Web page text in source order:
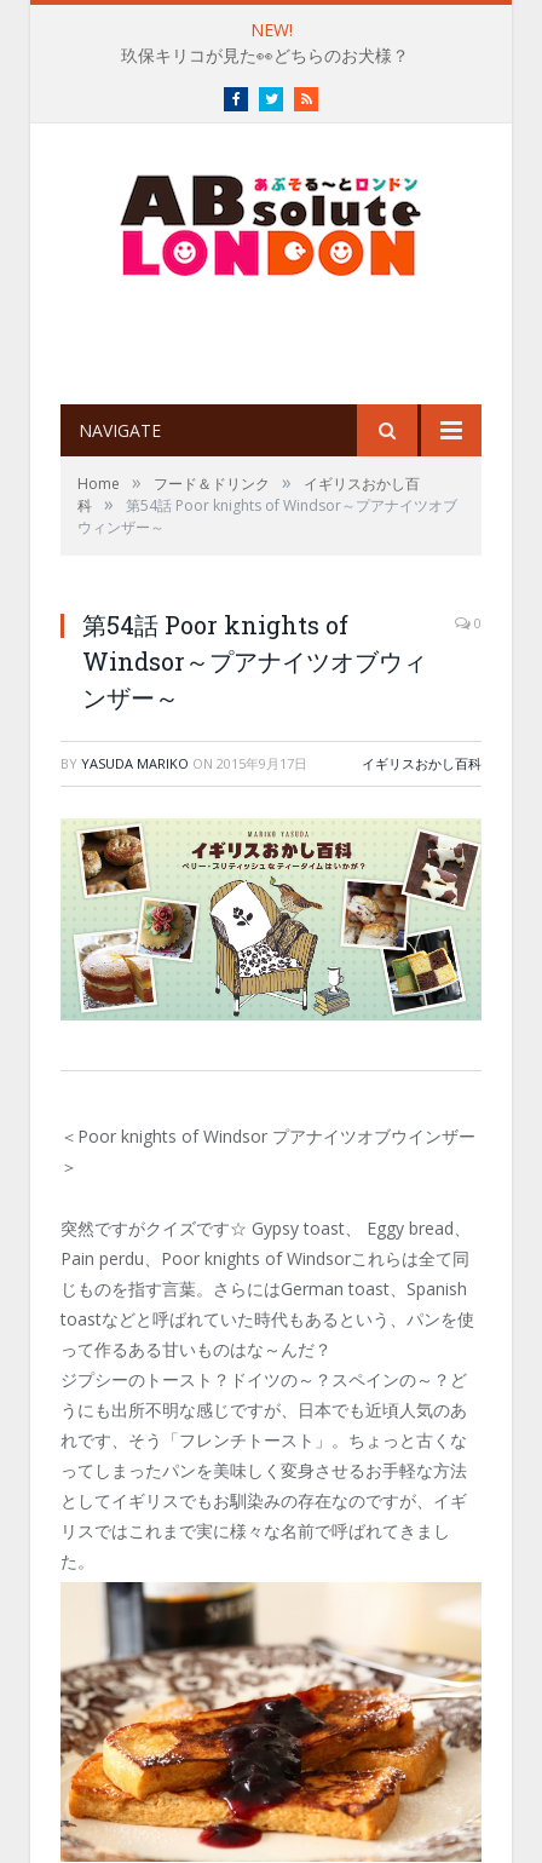
NEW!
玖保キリコが見た👀どちらのお犬様？
FacebookTwitterRSS
NAVIGATE
Home » フード＆ドリンク »
イギリスおかし百
科 »
第54話 Poor knights of Windsor～プアナイツオブ
ウィンザー～
第54話 Poor knights of
Windsor～プアナイツオブウィ
ンザー～
0
BY YASUDA MARIKO ON 2015年9月17日 イギリスおかし百科
＜Poor knights of Windsor プアナイツオブウインザー
＞
突然ですがクイズです☆ Gypsy toast、 Eggy bread、
Pain perdu、Poor knights of Windsorこれらは全て同
じものを指す言葉。さらにはGerman toast、Spanish
toastなどと呼ばれていた時代もあるという、パンを使
って作るある甘いものはな～んだ？
ジプシーのトースト？ドイツの～？スペインの～？ど
うにも出所不明な感じですが、日本でも近頃人気のあ
れです、そう「フレンチトースト」。ちょっと古くな
ってしまったパンを美味しく変身させるお手軽な方法
としてイギリスでもお馴染みの存在なのですが、イギ
リスではこれまで実に様々な名前で呼ばれてきまし
た。